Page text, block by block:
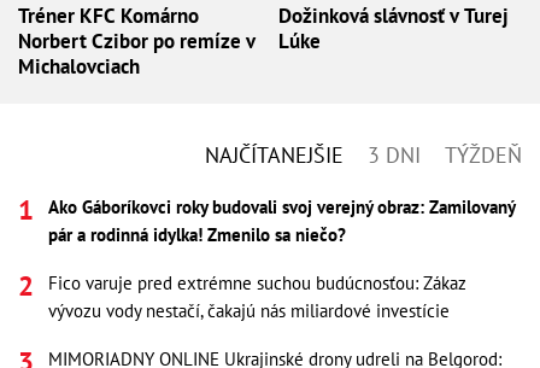
Tréner KFC Komárno
Norbert Czibor po remíze v
Michalovciach
Dožinková slávnosť v Turej
Lúke
NAJČÍTANEJŠIE 3 DNI TÝŽDEŇ
Ako Gáboríkovci roky budovali svoj verejný obraz: Zamilovaný
pár a rodinná idylka! Zmenilo sa niečo?
Fico varuje pred extrémne suchou budúcnosťou: Zákaz
vývozu vody nestačí, čakajú nás miliardové investície
MIMORIADNY ONLINE Ukrajinské drony udreli na Belgorod: